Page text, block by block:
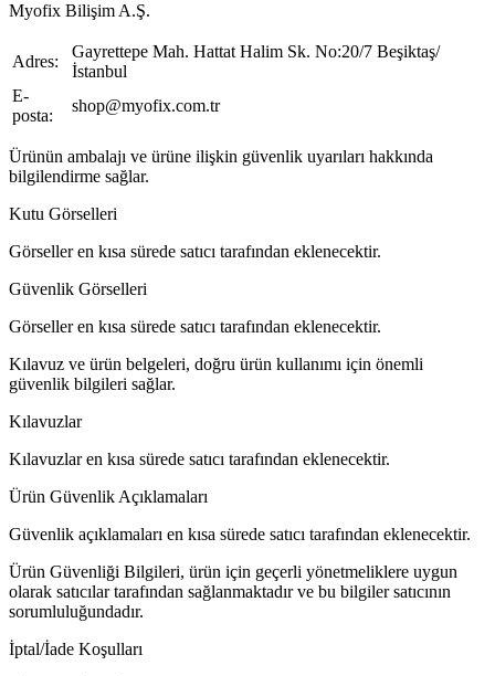
Myofix Bilişim A.Ş.
Adres:
Gayrettepe Mah. Hattat Halim Sk. No:20/7 Beşiktaş/
İstanbul
E-
posta:
shop@myofix.com.tr
Ürünün ambalajı ve ürüne ilişkin güvenlik uyarıları hakkında
bilgilendirme sağlar.
Kutu Görselleri
Görseller en kısa sürede satıcı tarafından eklenecektir.
Güvenlik Görselleri
Görseller en kısa sürede satıcı tarafından eklenecektir.
Kılavuz ve ürün belgeleri, doğru ürün kullanımı için önemli
güvenlik bilgileri sağlar.
Kılavuzlar
Kılavuzlar en kısa sürede satıcı tarafından eklenecektir.
Ürün Güvenlik Açıklamaları
Güvenlik açıklamaları en kısa sürede satıcı tarafından eklenecektir.
Ürün Güvenliği Bilgileri, ürün için geçerli yönetmeliklere uygun
olarak satıcılar tarafından sağlanmaktadır ve bu bilgiler satıcının
sorumluluğundadır.
İptal/İade Koşulları